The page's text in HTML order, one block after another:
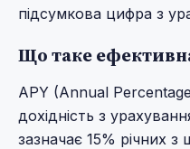
підсумкова цифра з
Що таке
APY (Annual
дохідність з
зазначає 15% річних з